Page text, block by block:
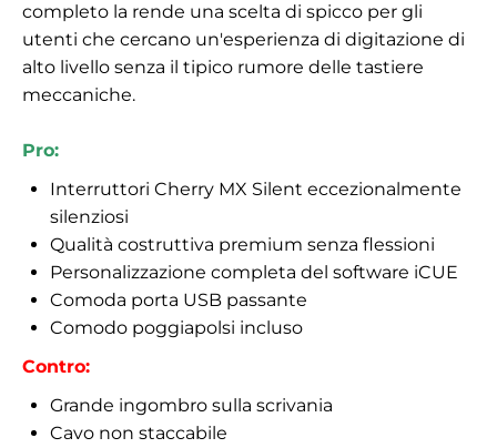
completo la rende una scelta di spicco per gli
utenti che cercano un'esperienza di digitazione di
alto livello senza il tipico rumore delle tastiere
meccaniche.
Pro:
Interruttori Cherry MX Silent eccezionalmente
silenziosi
Qualità costruttiva premium senza flessioni
Personalizzazione completa del software iCUE
Comoda porta USB passante
Comodo poggiapolsi incluso
Contro:
Grande ingombro sulla scrivania
Cavo non staccabile